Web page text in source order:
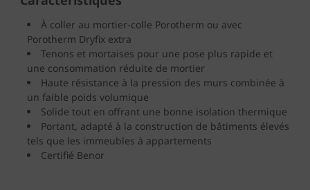
À coller au mortier-colle Porotherm ou avec
Porotherm Dryfix extra
Tenons et mortaises pour une pose plus rapide et
une consommation réduite de mortier
Haute résistance à la pression des murs combinée à
un faible poids volumique
Solide tout en offrant une bonne isolation thermique
Portant, adapté à la construction de bâtiments élevés
tels que les immeubles à appartements
Certifié Benor